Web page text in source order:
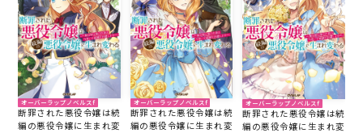
オーバーラップノベルスf
断罪された悪役令嬢は続
編の悪役令嬢に生まれ変
オーバーラップノベルスf
断罪された悪役令嬢は続
編の悪役令嬢に生まれ変
オーバーラップノベルスf
断罪された悪役令嬢は続
編の悪役令嬢に生まれ変